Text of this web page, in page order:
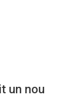
un nou